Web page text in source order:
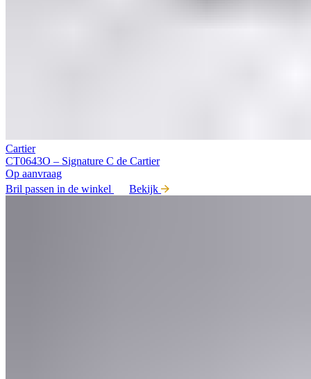
Cartier
CT0643O – Signature C de Cartier
Op aanvraag
Bril passen in de winkel
Bekijk